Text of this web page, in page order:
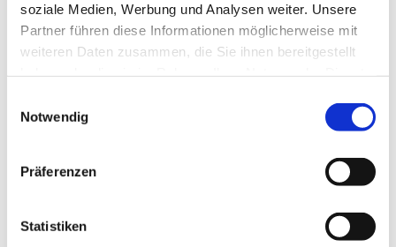
soziale Medien, Werbung und Analysen weiter. Unsere
Partner führen diese Informationen möglicherweise mit
weiteren Daten zusammen, die Sie ihnen bereitgestellt
Notwendig
Präferenzen
Statistiken